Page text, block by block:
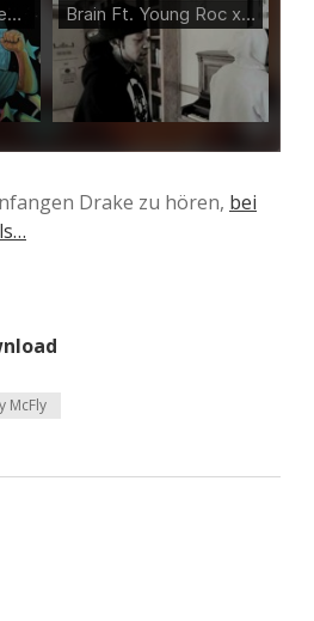
Drake zu hören, bei
McFly